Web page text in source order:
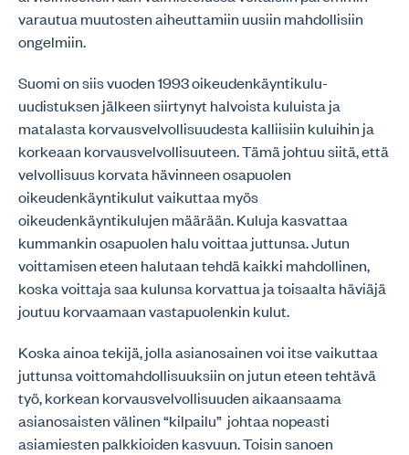
varautua muutosten aiheuttamiin uusiin mahdollisiin
ongelmiin.
Suomi on siis vuoden 1993 oikeudenkäyntikulu-
uudistuksen jälkeen siirtynyt halvoista kuluista ja
matalasta korvausvelvollisuudesta kalliisiin kuluihin ja
korkeaan korvausvelvollisuuteen. Tämä johtuu siitä, että
velvollisuus korvata hävinneen osapuolen
oikeudenkäyntikulut vaikuttaa myös
oikeudenkäyntikulujen määrään. Kuluja kasvattaa
kummankin osapuolen halu voittaa juttunsa. Jutun
voittamisen eteen halutaan tehdä kaikki mahdollinen,
koska voittaja saa kulunsa korvattua ja toisaalta häviäjä
joutuu korvaamaan vastapuolenkin kulut.
Koska ainoa tekijä, jolla asianosainen voi itse vaikuttaa
juttunsa voittomahdollisuuksiin on jutun eteen tehtävä
työ, korkean korvausvelvollisuuden aikaansaama
asianosaisten välinen “kilpailu” johtaa nopeasti
asiamiesten palkkioiden kasvuun. Toisin sanoen